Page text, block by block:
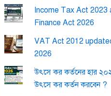
Income Tax Act 2023
Finance Act 2026
VAT Act 2012
2026
উৎসে কর কর্তনের হার
উৎসে কর কর্তন করবেন ?